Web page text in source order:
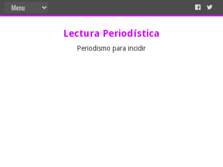
Lectura Periodística
Periodismo para incidir